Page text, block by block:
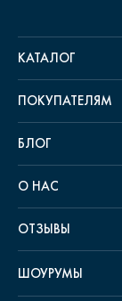
КАТАЛОГ
ПОКУПАТЕЛЯМ
БЛОГ
О НАС
ОТЗЫВЫ
ШОУРУМЫ